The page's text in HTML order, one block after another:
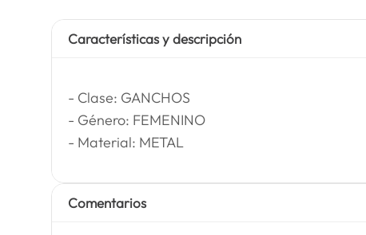
Características y descripción
- Clase: GANCHOS
- Género: FEMENINO
- Material: METAL
Comentarios